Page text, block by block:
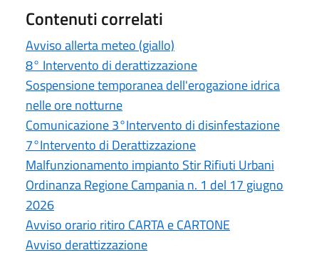
Contenuti correlati
Avviso allerta meteo (giallo)
8° Intervento di derattizzazione
Sospensione temporanea dell'erogazione idrica
nelle ore notturne
Comunicazione 3°Intervento di disinfestazione
7°Intervento di Derattizzazione
Malfunzionamento impianto Stir Rifiuti Urbani
Ordinanza Regione Campania n. 1 del 17 giugno
2026
Avviso orario ritiro CARTA e CARTONE
Avviso derattizzazione